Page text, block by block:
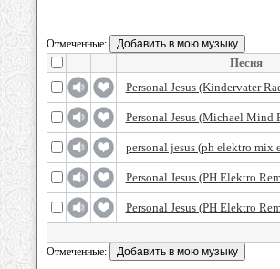
Отмеченные:
Песня
Personal Jesus (Kindervater
Personal Jesus (Michael Mind
personal jesus (ph elektro mix
Personal Jesus (PH Elektro
Personal Jesus (PH Elektro
Отмеченные: